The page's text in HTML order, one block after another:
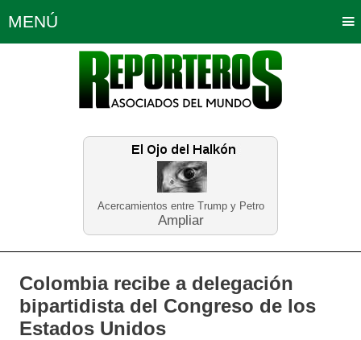
Acercamientos entre Trump y Petro
Ampliar
MENÚ
Política Opinión Bogotá
Planeta Tierra Deportes
Educación Neira
Colombia recibe a delegación
bipartidista del Congreso de los
Estados Unidos